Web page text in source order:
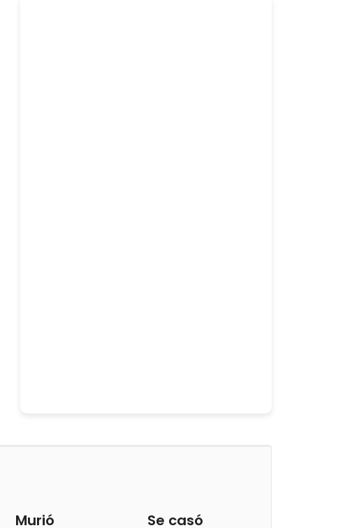
Murió Se casó